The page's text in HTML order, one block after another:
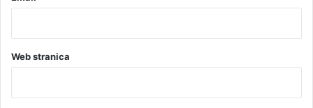
d
o
g
e
V
Web stranica